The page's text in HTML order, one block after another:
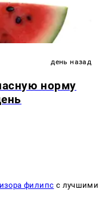
день назад
норму
филипс с лучшими